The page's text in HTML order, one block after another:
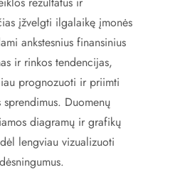
įžvelgti ilgalaikę įmonės
ankstesnius finansinius
ir rinkos tendencijas,
prognozuoti ir priimti
Duomenų
diagramų ir grafikų
lengviau vizualizuoti